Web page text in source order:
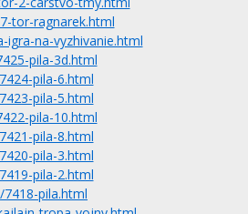
tor-ragnarek.html
igra-na-vyzhivanie.html
pila-3d.html
pila-6.html
pila-5.html
pila-10.html
pila-8.html
pila-3.html
pila-2.html
/7418-pila.html